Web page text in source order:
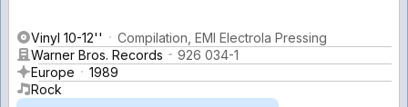
Vinyl 10-12''
Compilation, EMI Electrola Pressing
Warner Bros. Records
926 034-1
Europe
1989
Rock